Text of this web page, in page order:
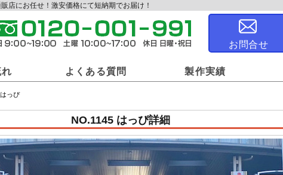
店にお任せ！激安価格にて短納期でお届け！
お問合せ
卸商材一覧
よくある質問 製作実績
っぴ
NO.1145 はっぴ詳細